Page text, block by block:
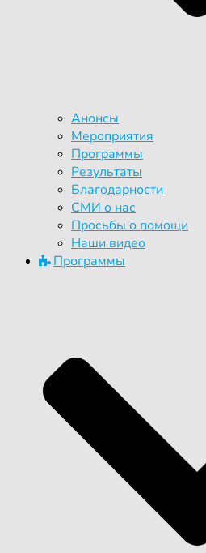
Анонсы
Мероприятия
Программы
Результаты
Благодарности
СМИ о нас
Просьбы о помощи
Наши видео
Программы